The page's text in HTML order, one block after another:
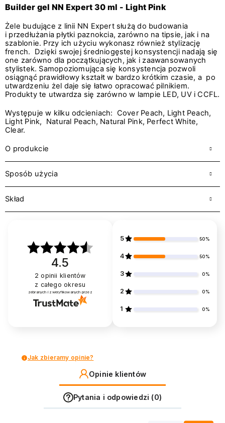
Builder gel NN Expert 30 ml - Light Pink
Żele budujące z linii NN Expert służą do budowania
i przedłużania płytki paznokcia, zarówno na tipsie, jak i na
szablonie. Przy ich użyciu wykonasz również stylizację
french. Dzięki swojej średniogęstej konsystencji nadają się
one zarówno dla początkujących, jak i zaawansowanych
stylistek. Samopoziomująca się konsystencja pozwoli
osiągnąć prawidłowy kształt w bardzo krótkim czasie, a po
utwardzeniu żel daje się łatwo opracować pilnikiem.
Produkty te utwardza się zarówno w lampie LED, UV i CCFL.
Występuje w kilku odcieniach: Cover Peach, Light Peach,
Light Pink, Natural Peach, Natural Pink, Perfect White,
Clear.
O produkcie
Sposób użycia
Skład
4.5
2 opinii klientów
z całego okresu
zebranych i zweryfikowanych przez
5 50%
4 50%
3 0%
2 0%
1 0%
Jak zbieramy opinie?
Opinie klientów
Pytania i odpowiedzi (0)